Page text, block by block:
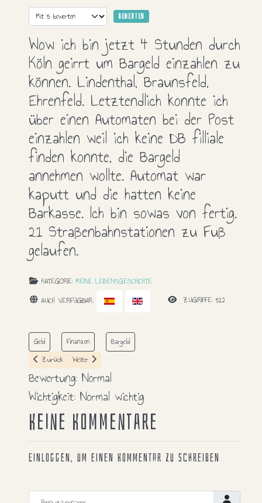
Bitte bewerten
Wow ich bin jetzt 4 Stunden durch
Köln geirrt um Bargeld einzahlen zu
können. Lindenthal, Braunsfeld,
Ehrenfeld. Letztendlich konnte ich
über einen Automaten bei der Post
einzahlen weil ich keine DB filliale
finden konnte, die Bargeld
annehmen wollte. Automat war
kaputt und die hatten keine
Barkasse. Ich bin sowas von fertig.
21 Straßenbahnstationen zu Fuß
gelaufen.
KATEGORIE: MEINE LEBENSGESCHICHTE
AUCH VERFÜGBAR:
ZUGRIFFE: 512
Geld Finanzen
Bargeld
Vorheriger Beitrag: Ich liebe Tulpen
Zurück Nächster Beitrag: Ich habe beschlossen am Montag zu Leo zu fahren
Weiter
Bewertung: Normal
Wichtigkeit: Normal wichtig
Keine Kommentare
Einloggen, um einen Kommentar zu schreiben